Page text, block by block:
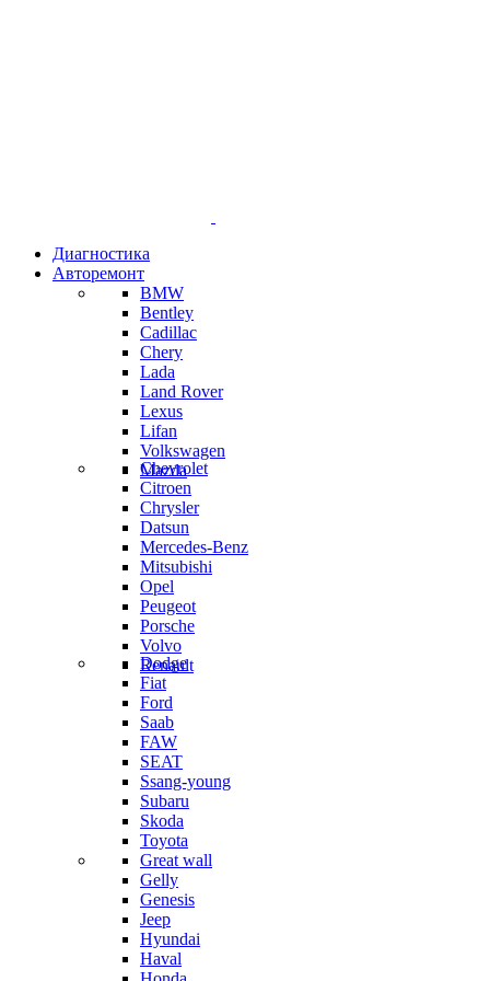
Диагностика
Авторемонт
BMW
Bentley
Cadillac
Chery
Lada
Land Rover
Lexus
Lifan
Volkswagen
Mazda
Chevrolet
Citroen
Chrysler
Datsun
Mercedes-Benz
Mitsubishi
Opel
Peugeot
Porsche
Volvo
Renault
Dodge
Fiat
Ford
Saab
FAW
SEAT
Ssang-young
Subaru
Skoda
Toyota
Great wall
Gelly
Genesis
Jeep
Hyundai
Haval